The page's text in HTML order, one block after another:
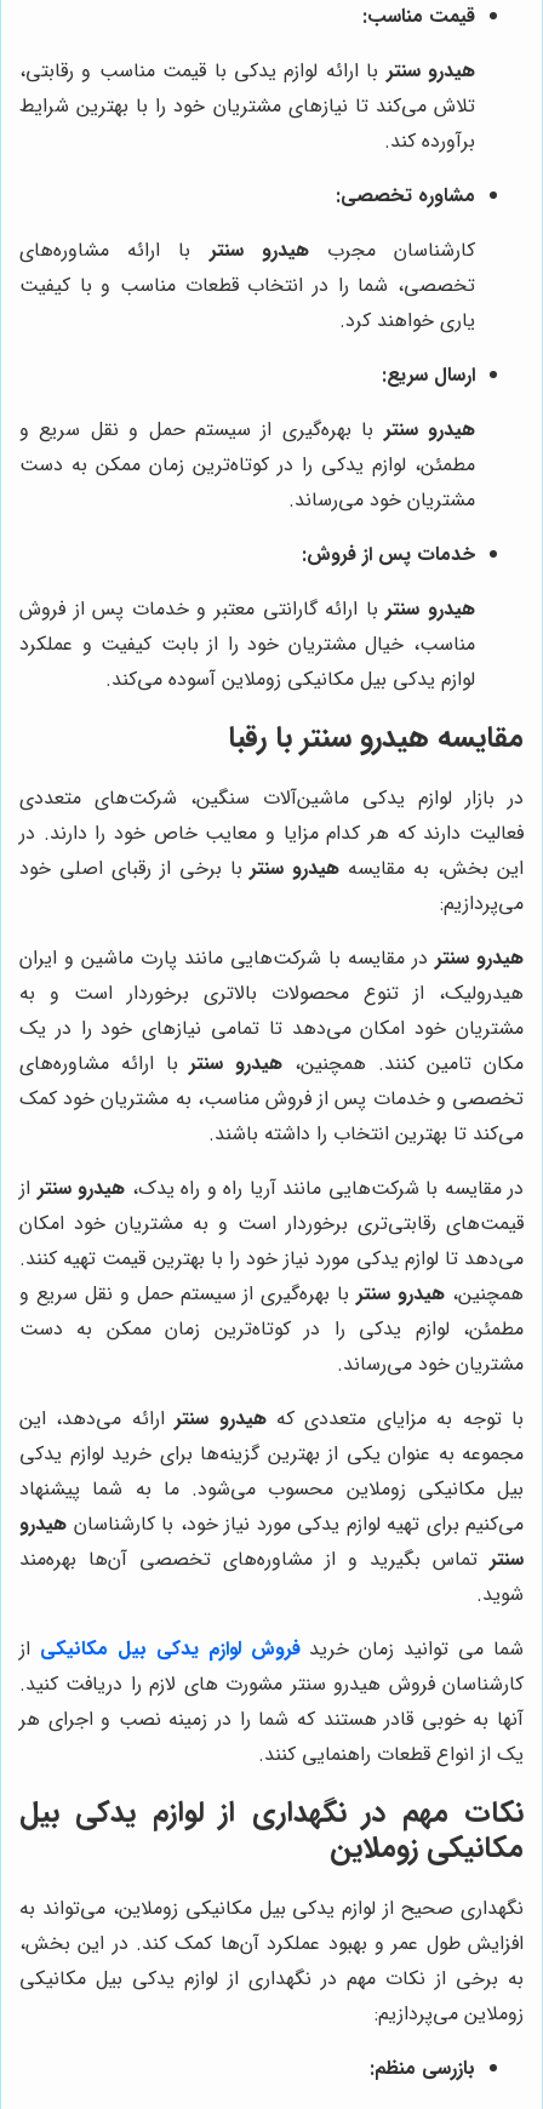
قیمت مناسب:
هیدرو سنتر با ارائه لوازم یدکی با قیمت مناسب و رقابتی،
تلاش می‌کند تا نیازهای مشتریان خود را با بهترین شرایط
برآورده کند.
مشاوره تخصصی:
کارشناسان مجربهیدرو سنتر با ارائه مشاوره‌های
تخصصی، شما را در انتخاب قطعات مناسب و با کیفیت
یاری خواهند کرد.
ارسال سریع:
هیدرو سنتر با بهره‌گیری از سیستم حمل و نقل سریع و
مطمئن، لوازم یدکی را در کوتاه‌ترین زمان ممکن به دست
مشتریان خود می‌رساند.
خدمات پس از فروش:
هیدرو سنتربا ارائه گارانتی معتبر و خدمات پس از فروش
مناسب، خیال مشتریان خود را از بابت کیفیت و عملکرد
لوازم یدکی بیل مکانیکی زوملاین آسوده می‌کند.
مقایسه هیدرو سنتر با رقبا
در بازار لوازم یدکی ماشین‌آلات سنگین، شرکت‌های متعددی
فعالیت دارند که هر کدام مزایا و معایب خاص خود را دارند. در
این بخش، به مقایسه هیدرو سنتربا برخی از رقبای اصلی خود
می‌پردازیم:
هیدرو سنتر در مقایسه با شرکت‌هایی مانند پارت ماشین و ایران
هیدرولیک، از تنوع محصولات بالاتری برخوردار است و به
مشتریان خود امکان می‌دهد تا تمامی نیازهای خود را در یک
مکان تامین کنند. همچنین، هیدرو سنتربا ارائه مشاوره‌های
تخصصی و خدمات پس از فروش مناسب، به مشتریان خود کمک
می‌کند تا بهترین انتخاب را داشته باشند.
در مقایسه با شرکت‌هایی مانند آریا راه و راه یدک، هیدرو سنتر از
قیمت‌های رقابتی‌تری برخوردار است و به مشتریان خود امکان
می‌دهد تا لوازم یدکی مورد نیاز خود را با بهترین قیمت تهیه کنند.
همچنین، هیدرو سنتربا بهره‌گیری از سیستم حمل و نقل سریع و
مطمئن، لوازم یدکی را در کوتاه‌ترین زمان ممکن به دست
مشتریان خود می‌رساند.
با توجه به مزایای متعددی کههیدرو سنترارائه می‌دهد، این
مجموعه به عنوان یکی از بهترین گزینه‌ها برای خرید لوازم یدکی
بیل مکانیکی زوملاین محسوب می‌شود. ما به شما پیشنهاد
می‌کنیم برای تهیه لوازم یدکی مورد نیاز خود، با کارشناسان هیدرو
سنتر تماس بگیرید و از مشاوره‌های تخصصی آن‌ها بهره‌مند
شوید.
شما می توانید زمان خریدفروش لوازم یدکی بیل مکانیکی از
کارشناسان فروش هیدرو سنتر مشورت های لازم را دریافت کنید.
آنها به خوبی قادر هستند که شما را در زمینه نصب و اجرای هر
یک از انواع قطعات راهنمایی کنند.
نکات مهم در نگهداری از لوازم یدکی بیل
مکانیکی زوملاین
نگهداری صحیح از لوازم یدکی بیل مکانیکی زوملاین، می‌تواند به
افزایش طول عمر و بهبود عملکرد آن‌ها کمک کند. در این بخش،
به برخی از نکات مهم در نگهداری از لوازم یدکی بیل مکانیکی
زوملاین می‌پردازیم:
بازرسی منظم: